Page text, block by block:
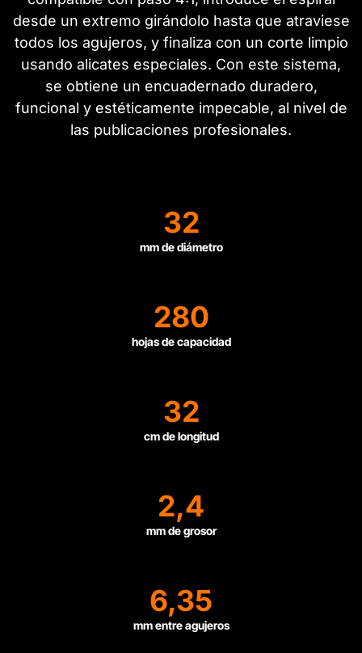
desde un extremo girándolo hasta que atraviese
todos los agujeros, y finaliza con un corte limpio
usando alicates especiales. Con este sistema,
se obtiene un encuadernado duradero,
funcional y estéticamente impecable, al nivel de
las publicaciones profesionales.
32
mm de diámetro
280
hojas de capacidad
32
cm de longitud
2,4
mm de grosor
6,35
mm entre agujeros